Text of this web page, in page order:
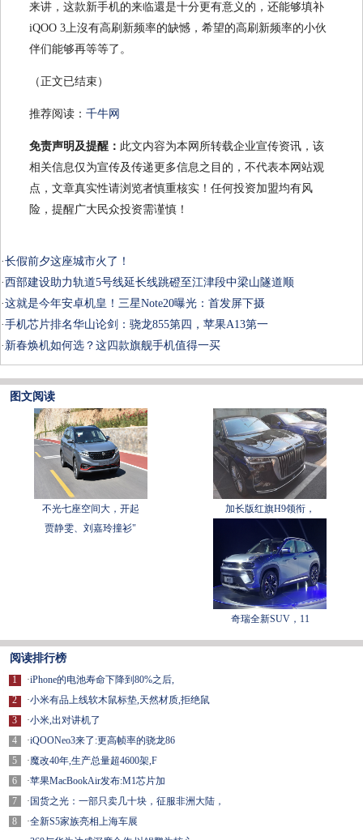
来讲，这款新手机的来临還是十分更有意义的，还能够填补
iQOO 3上沒有高刷新频率的缺憾，希望的高刷新频率的小伙
伴们能够再等等了。
（正文已结束）
推荐阅读： 千牛网
免责声明及提醒： 此文内容为本网所转载企业宣传资讯，该
相关信息仅为宣传及传递更多信息之目的，不代表本网站观
点，文章真实性请浏览者慎重核实！任何投资加盟均有风
险，提醒广大民众投资需谨慎！
·长假前夕这座城市火了！
·西部建设助力轨道5号线延长线跳磴至江津段中梁山隧道顺
·这就是今年安卓机皇！三星Note20曝光：首发屏下摄
·手机芯片排名华山论剑：骁龙855第四，苹果A13第一
· 新春焕机如何选？这四款旗舰手机值得一买
图文阅读
不光七座空间大，开起
加长版红旗H9领衔，
贾静雯、刘嘉玲撞衫"
奇瑞全新SUV，11
阅读排行榜
1
2
3
4
5
6
7
8
·iPhone的电池寿命下降到80%之后,
·小米有品上线软木鼠标垫,天然材质,拒绝鼠
·小米,出对讲机了
·iQOONeo3来了:更高帧率的骁龙86
·魔改40年,生产总量超4600架,F
·苹果MacBookAir发布:M1芯片加
· 国货之光：一部只卖几十块，征服非洲大陆，
·全新S5家族亮相上海车展